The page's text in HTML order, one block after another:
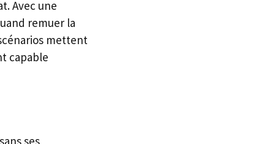
Avec une
remuer la
mettent
capable